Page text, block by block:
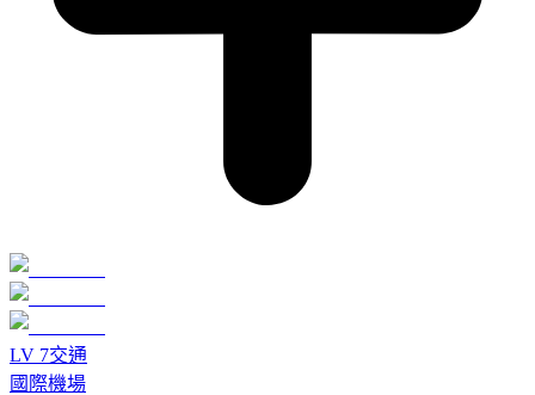
LV 7交通
國際機場